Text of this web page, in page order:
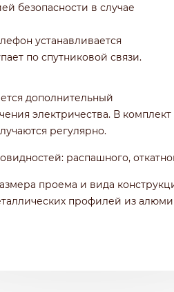
безопасности в случае
устанавливается
по спутниковой связи.
дополнительный
электричества. В
регулярно.
распашного,
проема и вида
профилей из